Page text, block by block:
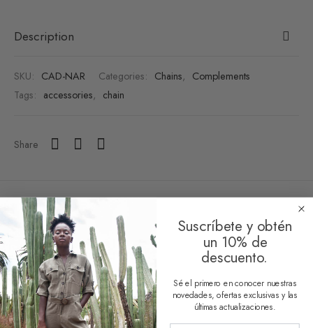
Description
SKU: CAD-NAR Categories: Chains, Complements
Tags: accessories, chain
Share
Related products
Suscríbete y obtén
un 10% de
descuento.
Sé el primero en conocer nuestras
novedades, ofertas exclusivas y las
últimas actualizaciones.